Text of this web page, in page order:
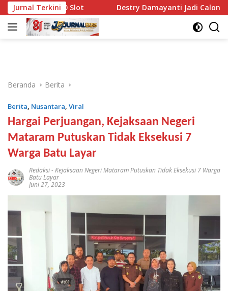
Langsung
ke
konten
Jurnal Terkini
3.400 Slot Destry Damayanti Jadi Calon Tunggal
Beranda Berita
Berita, Nusantara, Viral
Hargai Perjuangan, Kejaksaan Negeri
Mataram Putuskan Tidak Eksekusi 7
Warga Batu Layar
Redaksi-Kejaksaan Negeri Mataram Putuskan Tidak Eksekusi 7 Warga
Batu Layar
Juni 27, 2023